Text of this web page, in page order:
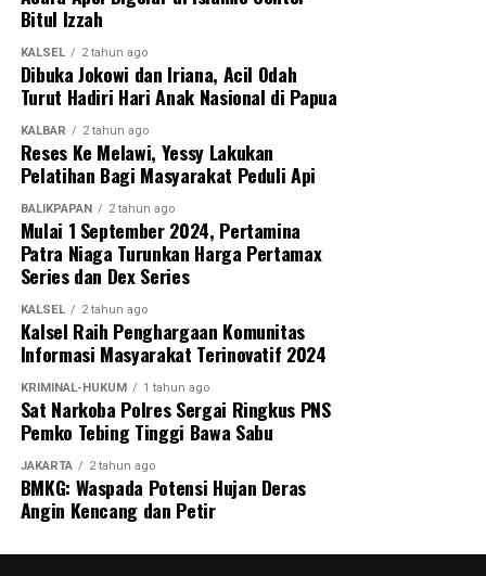
Bitul Izzah
KALSEL 2 tahun ago
Dibuka Jokowi dan Iriana, Acil Odah
Turut Hadiri Hari Anak Nasional di Papua
KALBAR 2 tahun ago
Reses Ke Melawi, Yessy Lakukan
Pelatihan Bagi Masyarakat Peduli Api
BALIKPAPAN 2 tahun ago
Mulai 1 September 2024, Pertamina
Patra Niaga Turunkan Harga Pertamax
Series dan Dex Series
KALSEL 2 tahun ago
Kalsel Raih Penghargaan Komunitas
Informasi Masyarakat Terinovatif 2024
KRIMINAL-HUKUM 1 tahun ago
Sat Narkoba Polres Sergai Ringkus PNS
Pemko Tebing Tinggi Bawa Sabu
JAKARTA 2 tahun ago
BMKG: Waspada Potensi Hujan Deras
Angin Kencang dan Petir